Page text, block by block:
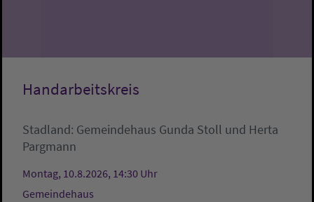
Handarbeitskreis
Stadland: Gemeindehaus Gunda Stoll und Herta
Pargmann
Montag, 10.8.2026, 14:30 Uhr
Gemeindehaus